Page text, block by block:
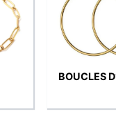
BOUCLES